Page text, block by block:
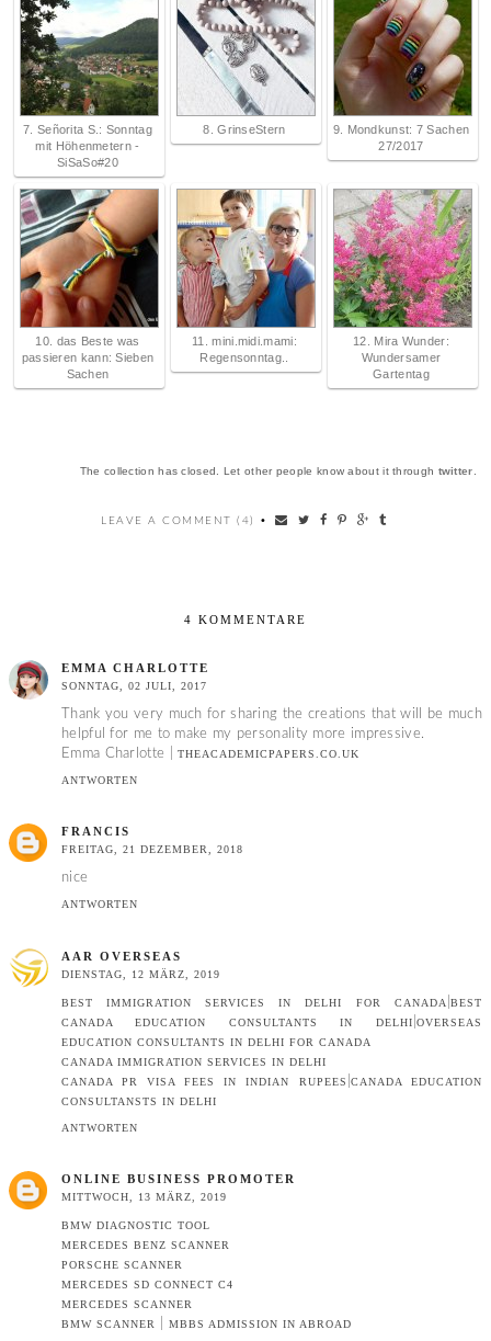
7. Señorita S.: Sonntag
mit Höhenmetern -
SiSaSo#20
8. GrinseStern
9. Mondkunst: 7 Sachen
27/2017
10. das Beste was
passieren kann: Sieben
Sachen
11. mini.midi.mami:
Regensonntag..
12. Mira Wunder:
Wundersamer
Gartentag
The collection has closed. Let other people know about it through twitter
LEAVE A COMMENT (4) •
4 KOMMENTARE
EMMA CHARLOTTE
SONNTAG, 02 JULI, 2017
Thank you very much for sharing the creations that will be much
helpful for me to make my personality more impressive.
Emma Charlotte |THEACADEMICPAPERS.CO.UK
ANTWORTEN
FRANCIS
FREITAG, 21 DEZEMBER, 2018
nice
ANTWORTEN
AAR OVERSEAS
DIENSTAG, 12 MÄRZ, 2019
BEST IMMIGRATION SERVICES IN DELHI FOR CANADA BEST
CANADA EDUCATION CONSULTANTS IN DELHI OVERSEAS
EDUCATION CONSULTANTS IN DELHI FOR CANADA
CANADA IMMIGRATION SERVICES IN DELHI
CANADA PR VISA FEES IN INDIAN RUPEES CANADA EDUCATION
CONSULTANSTS IN DELHI
ANTWORTEN
ONLINE BUSINESS PROMOTER
MITTWOCH, 13 MÄRZ, 2019
BMW DIAGNOSTIC TOOL
MERCEDES BENZ SCANNER
PORSCHE SCANNER
MERCEDES SD CONNECT C4
MERCEDES SCANNER
BMW SCANNER
MBBS ADMISSION IN ABROAD